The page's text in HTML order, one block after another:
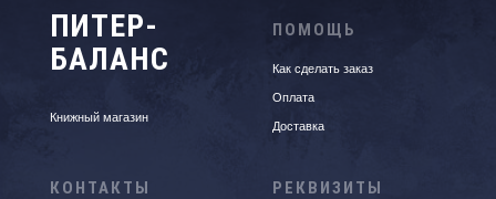
ПИТЕР-
БАЛАНС
Книжный магазин
ПОМОЩЬ
Как сделать заказ
Оплата
Доставка
КОНТАКТЫ РЕКВИЗИТЫ